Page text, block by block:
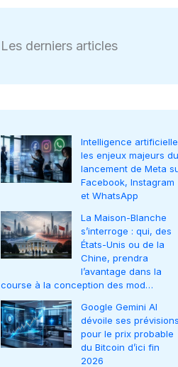
Les derniers articles
Intelligence
les enjeux majeurs du
lancement de Meta
Facebook, Instagram
et WhatsApp
La Maison-Blanche
s’interroge : qui, des
États-Unis ou de la
Chine, prendra
l’avantage dans la
course à la conception des mod…
Google Gemini AI
dévoile ses prévisions
pour le prix probable
du Bitcoin d’ici fin
2026